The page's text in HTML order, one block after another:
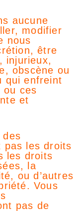
aucune
modifier
nous
être
injurieux,
obscène ou
qui enfreint
ou ces
et
des
pas les droits
les droits
la
ou d’autres
Vous
pas de